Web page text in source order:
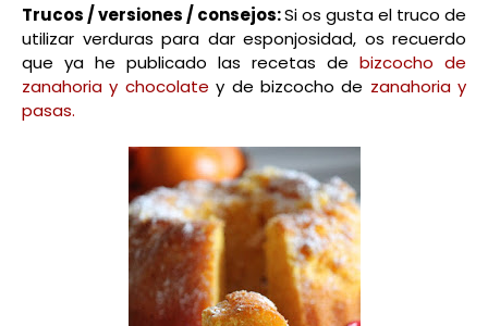
Trucos / versiones / consejos:Si os gusta el truco de
utilizar verduras para dar esponjosidad, os recuerdo
que ya he publicado las recetas de bizcocho de
zanahoria y chocolatey de bizcocho de zanahoria y
pasas.